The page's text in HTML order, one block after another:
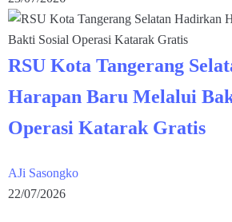
RSU Kota Tangerang
Harapan Baru Melalui
Operasi Katarak Gratis
AJi Sasongko
22/07/2026